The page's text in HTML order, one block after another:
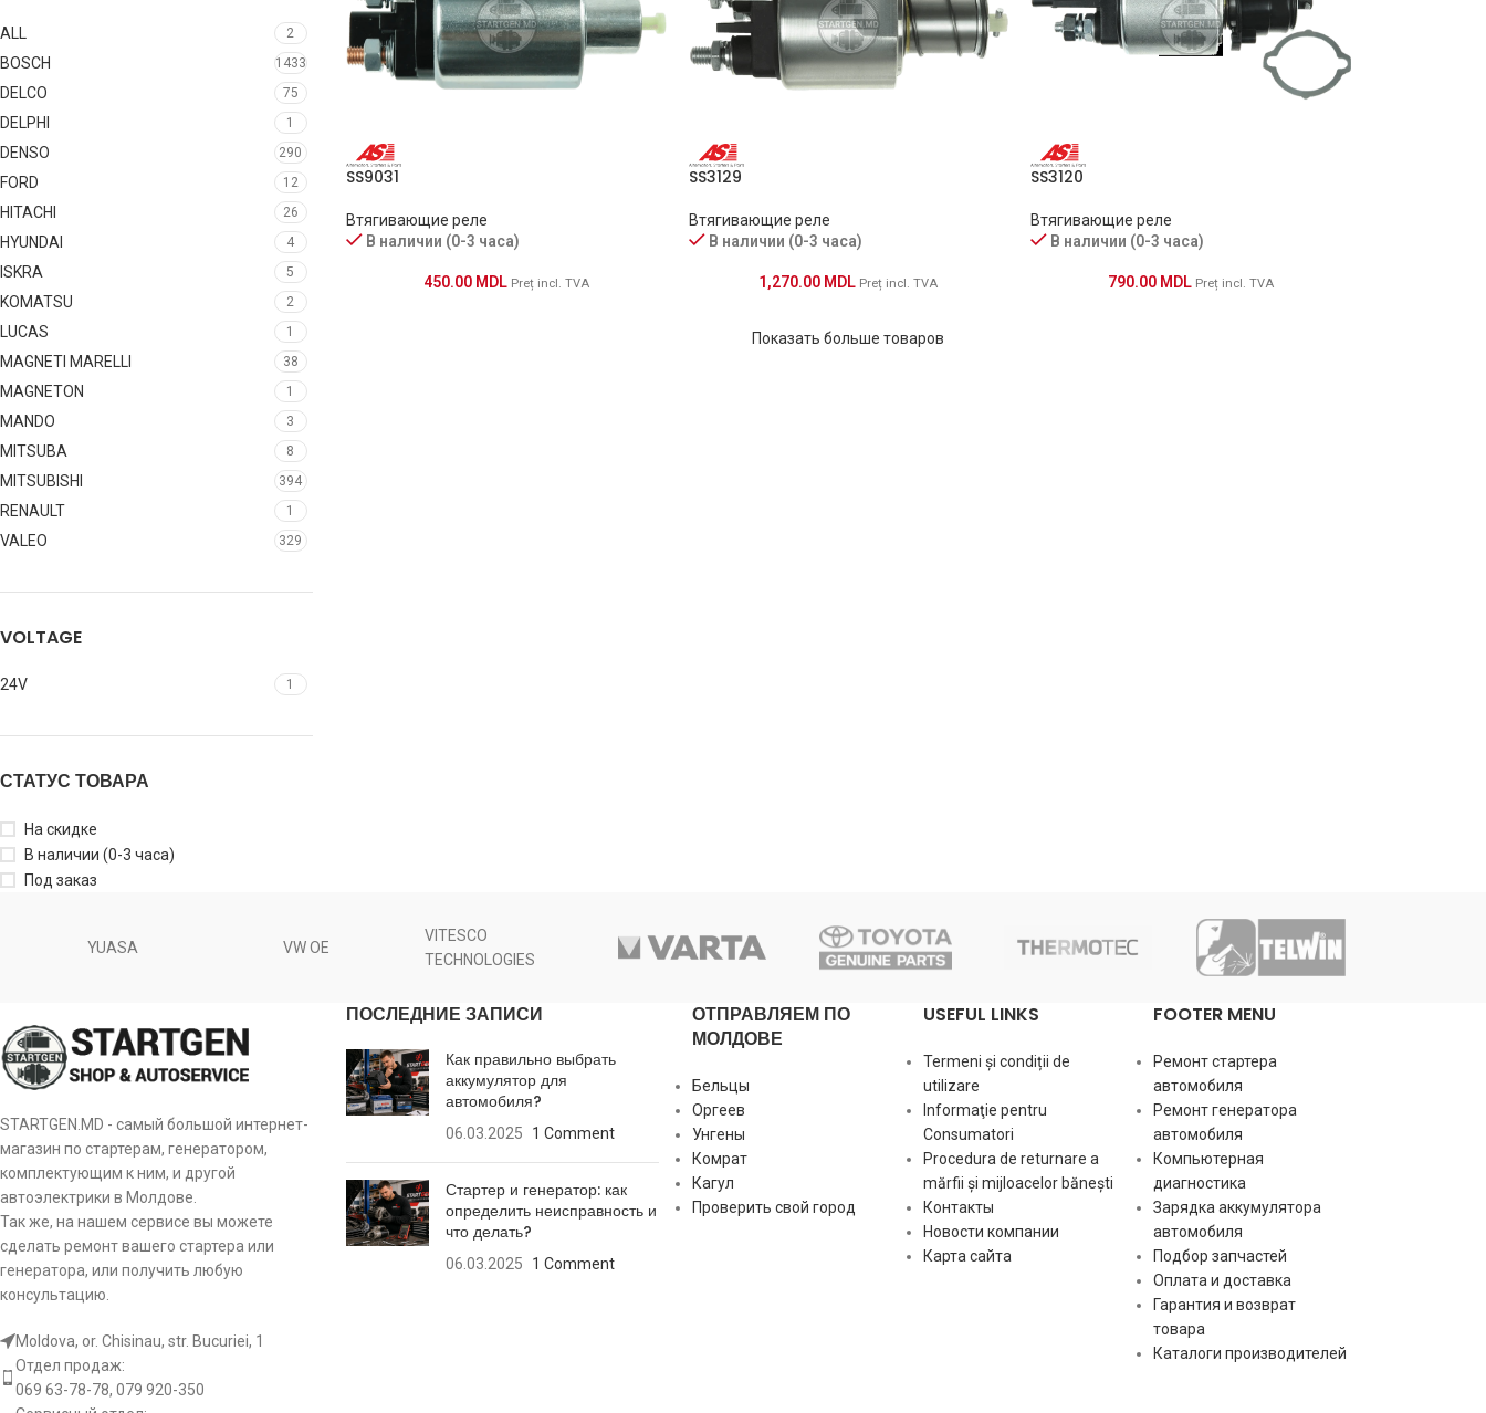
ALL 2
BOSCH 1433
DELCO 75
DELPHI 1
DENSO 290
FORD 12
HITACHI 26
HYUNDAI 4
ISKRA 5
KOMATSU 2
LUCAS 1
MAGNETI MARELLI 38
MAGNETON 1
MANDO 3
MITSUBA 8
MITSUBISHI 394
RENAULT 1
VALEO 329
VOLTAGE
24V 1
СТАТУС ТОВАРА
На скидке
В наличии (0-3 часа)
Под заказ
SS9031
Втягивающие реле
В наличии (0-3 часа)
450.00 MDL Preț incl. TVA
SS3129
Втягивающие реле
В наличии (0-3 часа)
1,270.00 MDL Preț incl. TVA
SS3120
Втягивающие реле
В наличии (0-3 часа)
790.00 MDL Preț incl. TVA
Показать больше товаров
YUASA VW OE
VITESCO
TECHNOLOGIES
STARTGEN.MD - самый большой интернет-
магазин по стартерам, генератором,
комплектующим к ним, и другой
автоэлектрики в Молдове.
Так же, на нашем сервисе вы можете
сделать ремонт вашего стартера или
генератора, или получить любую
консультацию.
Moldova, or. Chisinau, str. Bucuriei, 1
Отдел продаж:
069 63-78-78, 079 920-350
ПОСЛЕДНИЕ ЗАПИСИ
Как правильно выбрать
аккумулятор для
автомобиля?
06.03.2025 1 Comment
Стартер и генератор: как
определить неисправность и
что делать?
06.03.2025 1 Comment
ОТПРАВЛЯЕМ ПО
МОЛДОВЕ
Бельцы
Оргеев
Унгены
Комрат
Кагул
Проверить свой город
USEFUL LINKS
Termeni și condiții de
utilizare
Informaţie pentru
Consumatori
Procedura de returnare a
mărfii și mijloacelor bănești
Контакты
Новости компании
Карта сайта
FOOTER MENU
Ремонт стартера
автомобиля
Ремонт генератора
автомобиля
Компьютерная
диагностика
Зарядка аккумулятора
автомобиля
Подбор запчастей
Оплата и доставка
Гарантия и возврат
товара
Каталоги производителей